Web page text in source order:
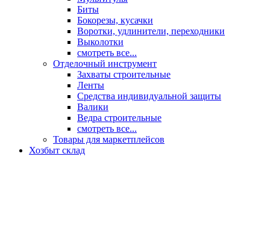
Биты
Бокорезы, кусачки
Воротки, удлинители, переходники
Выколотки
смотреть все...
Отделочный инструмент
Захваты строительные
Ленты
Средства индивидуальной защиты
Валики
Ведра строительные
смотреть все...
Товары для маркетплейсов
Хозбыт склад